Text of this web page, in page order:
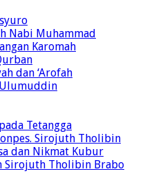
Nabi Muhammad
Karomah
dan ‘Arofah
Tetangga
Sirojuth Tholibin
dan Nikmat Kubur